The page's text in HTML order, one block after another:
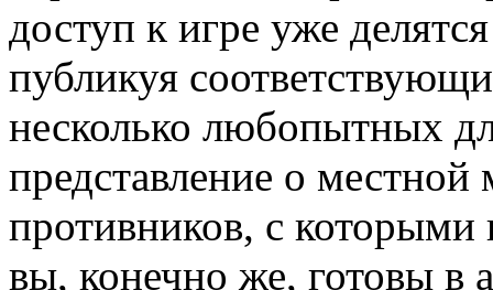
доступ к игре уже
публикуя
несколько любопытных
представление о местной
противников, с которыми
вы, конечно же, готовы в